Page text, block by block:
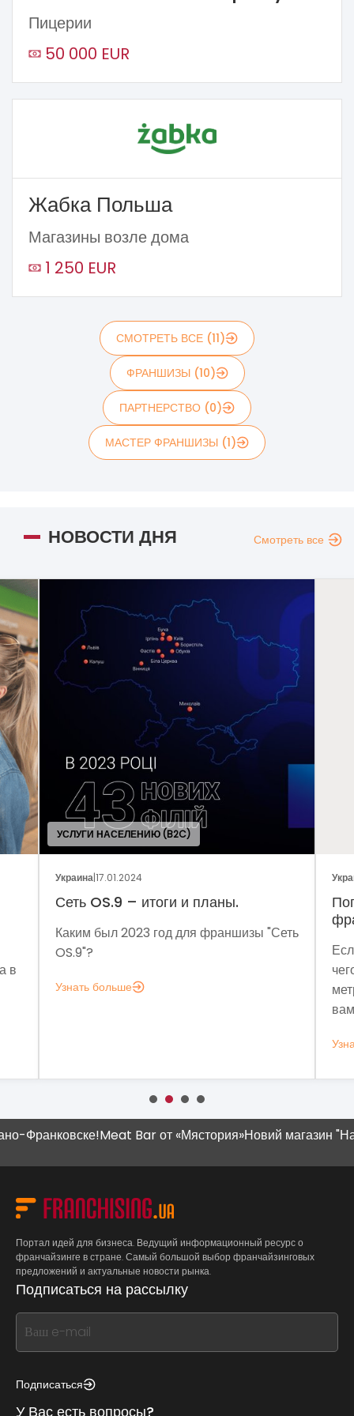
Пицерии
50 000 EUR
Жабка Польша
Магазины возле дома
1 250 EUR
СМОТРЕТЬ ВСЕ (11)
ФРАНШИЗЫ (10)
ПАРТНЕРСТВО (0)
МАСТЕР ФРАНШИЗЫ (1)
НОВОСТИ ДНЯ Смотреть все
в
УСЛУГИ НАСЕЛЕНИЮ (B2C)
Украина|17.01.2024
Сеть OS.9 – итоги и планы.
Каким был 2023 год для франшизы "Сеть
OS.9"?
Узнать больше
Meat Bar от «Мястория»Новий магазин "Наш
Портал идей для бизнеса. Ведущий информационный ресурс о
франчайзинге в стране. Самый большой выбор франчайзинговых
предложений и актуальные новости рынка.
Подписаться на рассылку
If
you
this,
Подписаться
У Вас есть вопросы?